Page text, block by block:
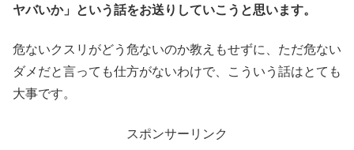
ヤバいか」という話をお送りしていこうと思います。
危ないクスリがどう危ないのか教えもせずに、ただ危ない
ダメだと言っても仕方がないわけで、こういう話はとても
大事です。
スポンサーリンク